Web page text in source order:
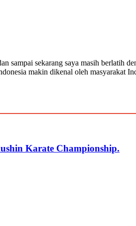
sampai sekarang saya masih berlatih
makin dikenal oleh masyarakat
Karate Championship.